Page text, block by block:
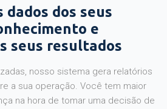
dos seus
e
seus resultados
nosso sistema gera relatórios
a sua operação. Você tem maior
na hora de tomar uma decisão de